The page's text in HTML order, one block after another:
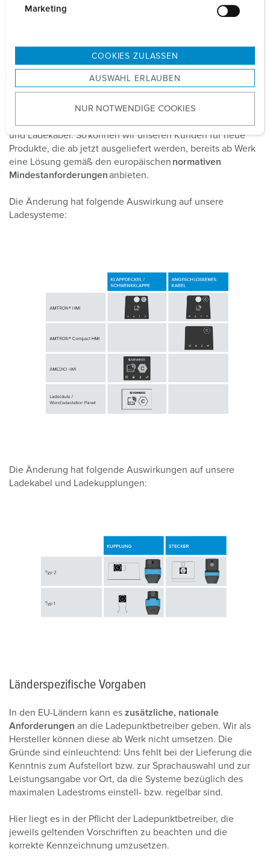
s
u
w
a
h
l
Marketing
COOKIES ZULASSEN
AUSWAHL ERLAUBEN
NUR NOTWENDIGE COOKIES
Ladepunktkennzeichnung bei MENNEKES
Wir bei MENNEKES haben unsere Produkte entsprechend
der Standards zur Ladesäulenkennzeichnung angepasst.
und Ladekabel. So können wir unseren Kunden für neue
Produkte, die ab jetzt ausgeliefert werden, bereits ab Werk
eine Lösung gemäß den europäischen normativen
Mindestanforderungenanbieten.
Die Änderung hat folgende Auswirkung auf unsere
Ladesysteme:
Die Änderung hat folgende Auswirkungen auf unsere
Ladekabel und Ladekupplungen:
Länderspezifische Vorgaben
In den EU-Ländern kann es zusätzliche, nationale
Anforderungen an die Ladepunktbetreiber geben. Wir als
Hersteller können diese ab Werk nicht umsetzen. Die
Gründe sind einleuchtend: Uns fehlt bei der Lieferung die
Kenntnis zum Aufstellort bzw. zur Sprachauswahl und zur
Leistungsangabe vor Ort, da die Systeme bezüglich des
maximalen Ladestroms einstell- bzw. regelbar sind.
Hier liegt es in der Pflicht der Ladepunktbetreiber, die
jeweils geltenden Vorschriften zu beachten und die
korrekte Kennzeichnung umzusetzen.